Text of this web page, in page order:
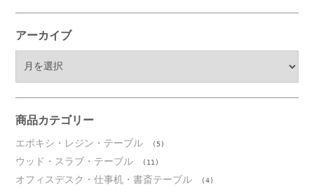
アーカイブ
ブ
商品カテゴリー
エポキシ・レジン・テーブル (5)
ウッド・スラブ・テーブル (11)
オフィスデスク・仕事机・書斎テーブル (4)